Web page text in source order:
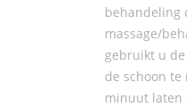
behandeling
massage/
gebruikt u
de schoon te
minuut laten